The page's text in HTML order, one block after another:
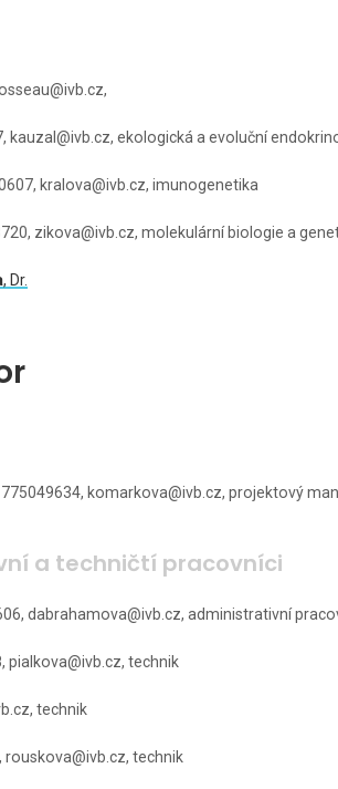
kauzal@ivb.cz, ekologická a evoluční
kralova@ivb.cz, imunogenetika
zikova@ivb.cz, molekulární biologie a
, Dr.
775049634, komarkova@ivb.cz, projektový
a techničtí pracovníci
dabrahamova@ivb.cz, administrativní
pialkova@ivb.cz, technik
technik
rouskova@ivb.cz, technik